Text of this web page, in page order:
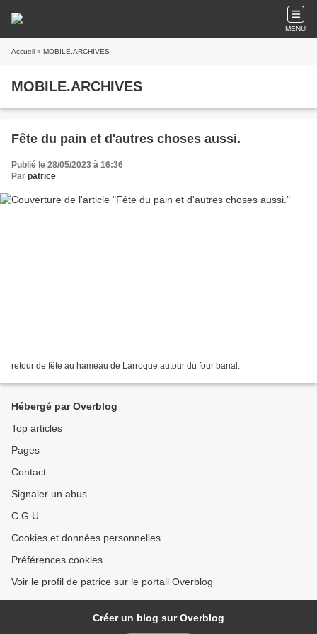
MENU
Accueil » MOBILE.ARCHIVES
MOBILE.ARCHIVES
Fête du pain et d'autres choses aussi.
Publié le 28/05/2023 à 16:36
Par patrice
retour de fête au hameau de Larroque autour du four banal:
Hébergé par Overblog
Top articles
Pages
Contact
Signaler un abus
C.G.U.
Cookies et données personnelles
Préférences cookies
Voir le profil de patrice sur le portail Overblog
Créer un blog sur Overblog